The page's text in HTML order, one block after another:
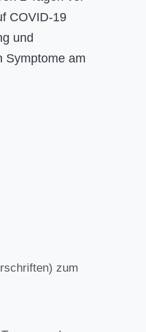
COVID-19
und
Symptome am
zum